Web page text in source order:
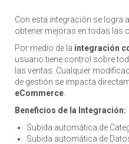
Con esta integración se logra
obtener mejoras en todas las
Por medio de la integración
usuario tiene control sobre
las ventas. Cualquier
de gestión se impacta
eCommerce
Beneficios de la Integración:
Subida automática de
Subida automática de